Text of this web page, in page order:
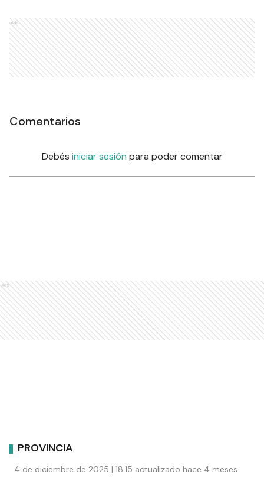
Ads
Comentarios
Debés iniciar sesión para poder comentar
Ads
PROVINCIA
4 de diciembre de 2025 | 18:15 actualizado hace 4 meses